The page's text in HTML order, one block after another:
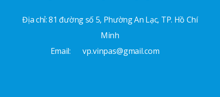
Địa chỉ: 81 đường số 5, Phường An Lạc, TP. Hồ Chí
Minh
Email:
vp.vinpas@gmail.com